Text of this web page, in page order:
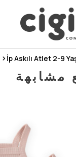
İp Askılı Atlet 2-9
مشابهة